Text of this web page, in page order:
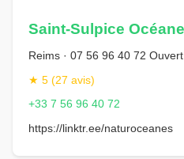
Saint-Sulpice
Reims · 07 56 96 40 72
★ 5 (27 avis)
+33 7 56 96 40 72
https://linktr.ee/naturoceanes